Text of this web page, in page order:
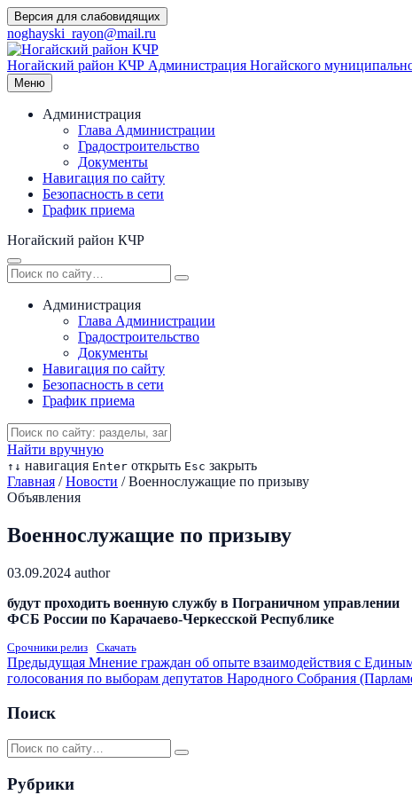
Перейти
к
содержимому
Версия для слабовидящих
noghayski_rayon@mail.ru
Ногайский район КЧР Администрация Ногайского
Меню
Администрация
Глава Администрации
Градостроительство
Документы
Навигация по сайту
Безопасность в сети
График приема
Ногайский район КЧР
Администрация
Глава Администрации
Градостроительство
Документы
Навигация по сайту
Безопасность в сети
График приема
Найти вручную
↑ ↓ навигация Enter открыть Esc закрыть
Главная / Новости / Военнослужащие по призыву
Объявления
Военнослужащие по призыву
03.09.2024 author
будут проходить военную службу в Пограничном управлении
ФСБ России по Карачаево-Черкесской Республике
Срочники релиз Скачать
Предыдущая Мнение граждан об опыте взаимодействия с
голосования по выборам депутатов Народного Собрания
Поиск
Рубрики